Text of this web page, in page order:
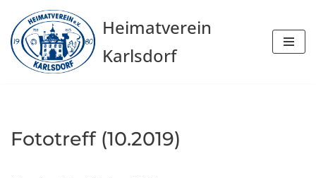
Zum
Inhalt
springen
Heimatverein
Karlsdorf
Fototreff (10.2019)